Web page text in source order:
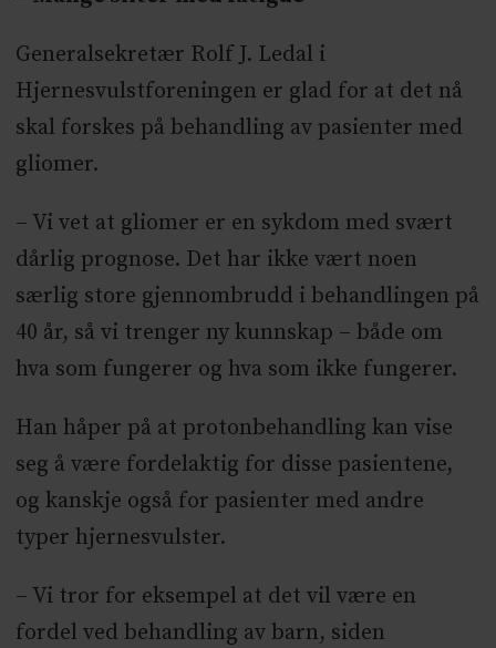
Generalsekretær Rolf J. Ledal i
Hjernesvulstforeningen er glad for at det nå
skal forskes på behandling av pasienter med
gliomer.
– Vi vet at gliomer er en sykdom med svært
dårlig prognose. Det har ikke vært noen
særlig store gjennombrudd i behandlingen på
40 år, så vi trenger ny kunnskap – både om
hva som fungerer og hva som ikke fungerer.
Han håper på at protonbehandling kan vise
seg å være fordelaktig for disse pasientene,
og kanskje også for pasienter med andre
typer hjernesvulster.
– Vi tror for eksempel at det vil være en
fordel ved behandling av barn, siden